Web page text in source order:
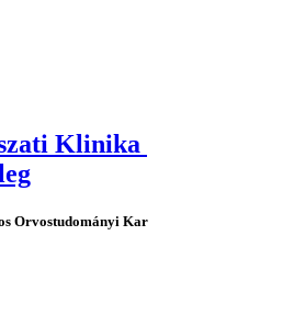
Klinika
Orvostudományi Kar